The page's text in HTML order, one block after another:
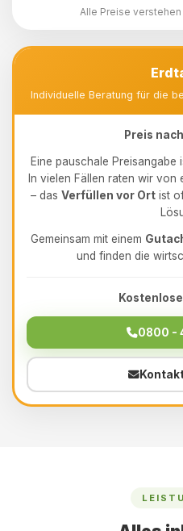
Alle Preise verstehen
Individuelle Beratung für die
Preis
Eine pauschale Preisangabe
In vielen Fällen raten wir von
– das Verfüllen vor Ort ist
Gemeinsam mit einem
und finden die
0800 -